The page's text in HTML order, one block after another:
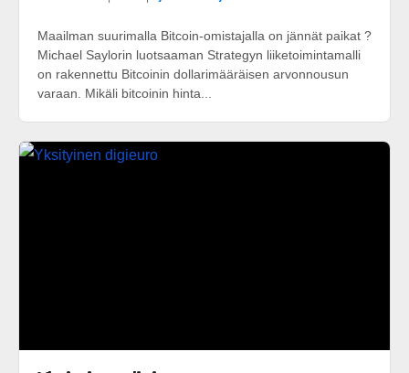
Maailman suurimalla Bitcoin-omistajalla on jännät paikat ?
Michael Saylorin luotsaaman Strategyn liiketoimintamalli
on rakennettu Bitcoinin dollarimääräisen arvonnousun
varaan. Mikäli bitcoinin hinta...